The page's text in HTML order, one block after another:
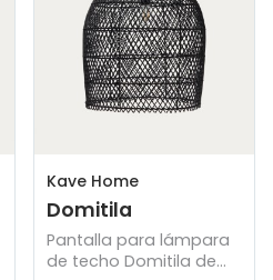
Kave Home
Domitila
Pantalla para lámpara
de techo Domitila de